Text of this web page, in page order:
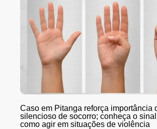
Caso em Pitanga reforça importância
silencioso de socorro; conheça o
como agir em situações de violência